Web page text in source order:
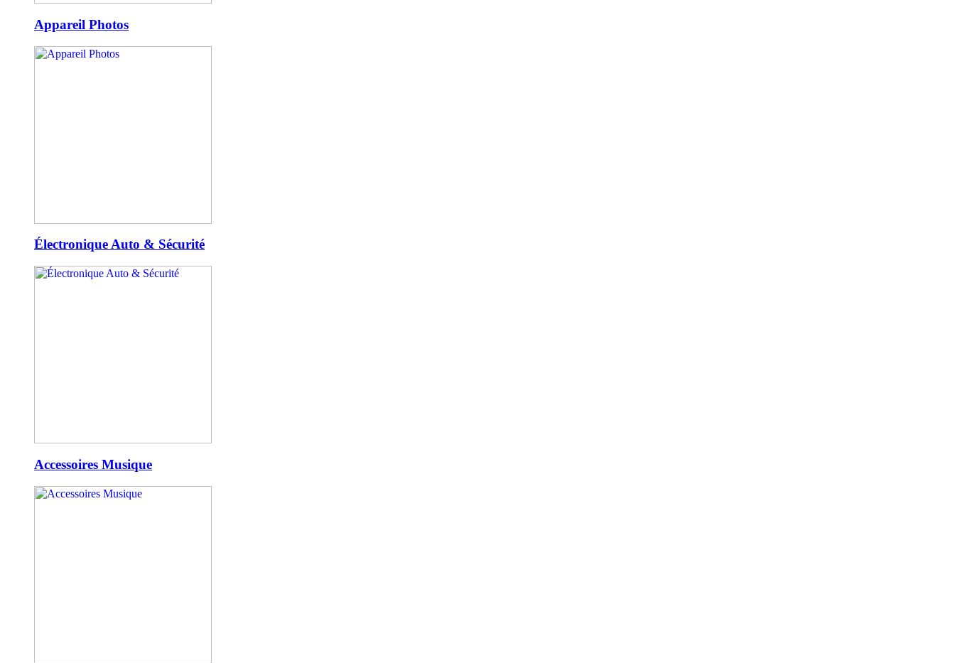
Appareil Photos
Électronique Auto & Sécurité
Accessoires Musique